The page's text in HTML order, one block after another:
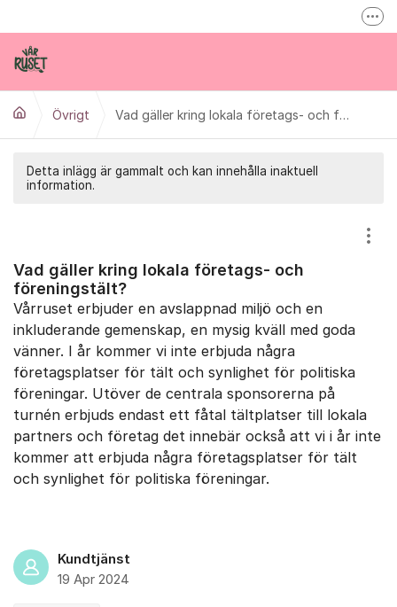
info@varruset.se
Övrigt Vad gäller kring lokala företags- och föreningstält?
Detta inlägg är gammalt och kan innehålla inaktuell
information.
Vad gäller kring lokala företags- och
föreningstält?
Vårruset erbjuder en avslappnad miljö och en
inkluderande gemenskap, en mysig kväll med goda
vänner. I år kommer vi inte erbjuda några
företagsplatser för tält och synlighet för politiska
föreningar. Utöver de centrala sponsorerna på
turnén erbjuds endast ett fåtal tältplatser till lokala
partners och företag det innebär också att vi i år inte
kommer att erbjuda några företagsplatser för tält
och synlighet för politiska föreningar.
Kundtjänst
19 Apr 2024